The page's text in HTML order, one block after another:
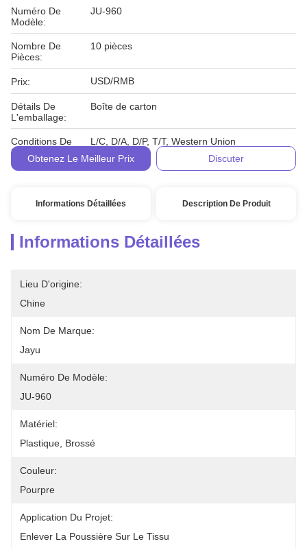
Numéro De
Modèle:
JU-960
Nombre De
Pièces:
10 pièces
Prix: USD/RMB
Détails De
L'emballage:
Boîte de carton
Conditions De
Paiement:
L/C, D/A, D/P, T/T, Western Union
Obtenez Le Meilleur Prix
Discuter
Informations Détaillées Description De Produit
Informations Détaillées
Lieu D'origine:
Chine
Nom De Marque:
Jayu
Numéro De Modèle:
JU-960
Matériel:
Plastique, Brossé
Couleur:
Pourpre
Application Du Projet:
Enlever La Poussière Sur Le Tissu